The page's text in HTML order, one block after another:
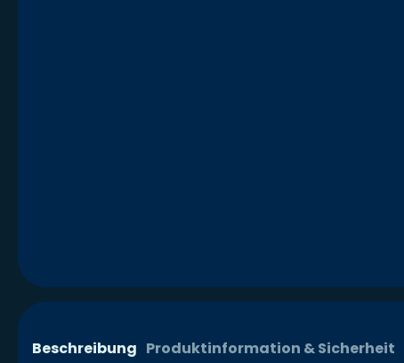
Beschreibung Produktinformation & Sicherheit